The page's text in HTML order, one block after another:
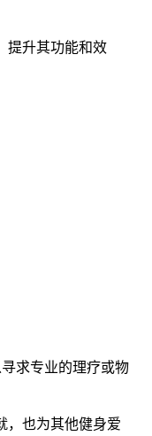
提升其功能和效
求专业的理疗或物
，也为其他健身爱